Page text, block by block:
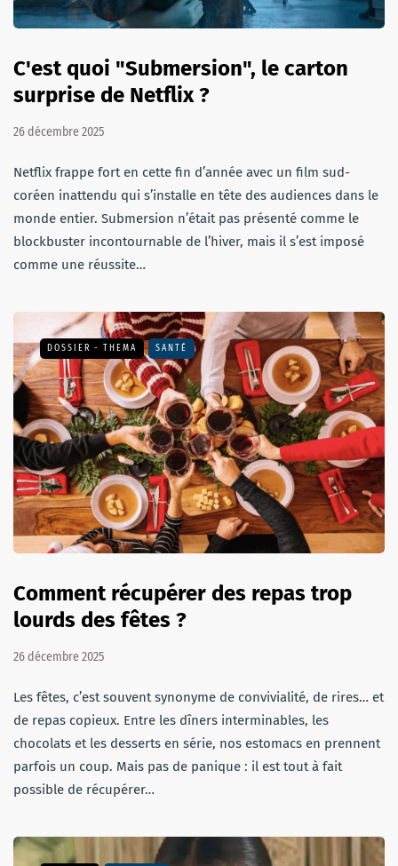
C'est quoi "Submersion", le carton
surprise de Netflix ?
26 décembre 2025
Netflix frappe fort en cette fin d’année avec un film sud-
coréen inattendu qui s’installe en tête des audiences dans le
monde entier. Submersion n’était pas présenté comme le
blockbuster incontournable de l’hiver, mais il s’est imposé
comme une réussite…
DOSSIER - THEMA SANTÉ
Comment récupérer des repas trop
lourds des fêtes ?
26 décembre 2025
Les fêtes, c’est souvent synonyme de convivialité, de rires… et
de repas copieux. Entre les dîners interminables, les
chocolats et les desserts en série, nos estomacs en prennent
parfois un coup. Mais pas de panique : il est tout à fait
possible de récupérer…